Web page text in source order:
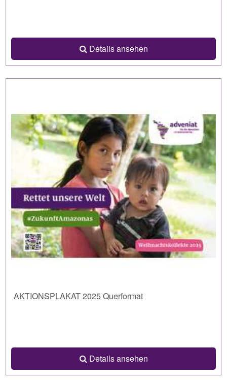
Details ansehen
AKTIONSPLAKAT 2025 Querformat
Details ansehen